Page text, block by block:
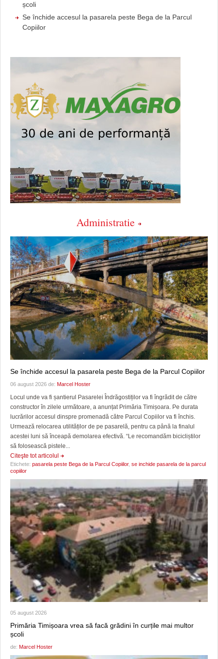
școli
Se închide accesul la pasarela peste Bega de la Parcul
Copiilor
Administratie
Se închide accesul la pasarela peste Bega de la Parcul Copiilor
06 august 2026 de: Marcel Hoster
Locul unde va fi șantierul Pasarelei Îndrăgostiților va fi îngrădit de către
constructor în zilele următoare, a anunțat Primăria Timișoara. Pe durata
lucrărilor accesul dinspre promenadă către Parcul Copiilor va fi închis.
Urmează relocarea utilităților de pe pasarelă, pentru ca până la finalul
acestei luni să înceapă demolarea efectivă. “Le recomandăm bicicliștilor
să folosească pistele...
Citeşte tot articolul
Etichete: pasarela peste Bega de la Parcul Copiilor, se inchide pasarela de la parcul
copiilor
05 august 2026
Primăria Timișoara vrea să facă grădini în curțile mai multor
școli
de: Marcel Hoster